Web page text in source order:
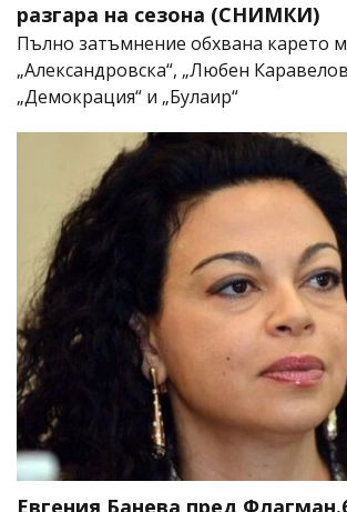
разгара на сезона (СНИМКИ)
Пълно затъмнение обхвана карето
„Александровска“, „Любен
„Демокрация“ и „Булаир“